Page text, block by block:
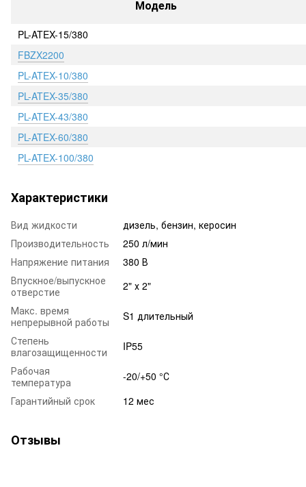
Модель
PL-ATEX-15/380
FBZX2200
PL-ATEX-10/380
PL-ATEX-35/380
PL-ATEX-43/380
PL-ATEX-60/380
PL-ATEX-100/380
Характеристики
Вид жидкости
дизель, бензин, керосин
Производительность
250 л/мин
Напряжение питания
380 В
Впускное/выпускное
отверстие
2" х 2"
Макс. время
непрерывной работы
S1 длительный
Степень
влагозащищенности
IP55
Рабочая
температура
-20/+50 °С
Гарантийный срок
12 мес
Отзывы